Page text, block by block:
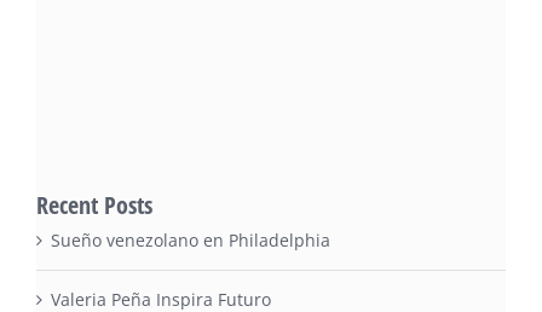
Recent Posts
Sueño venezolano en Philadelphia
Valeria Peña Inspira Futuro